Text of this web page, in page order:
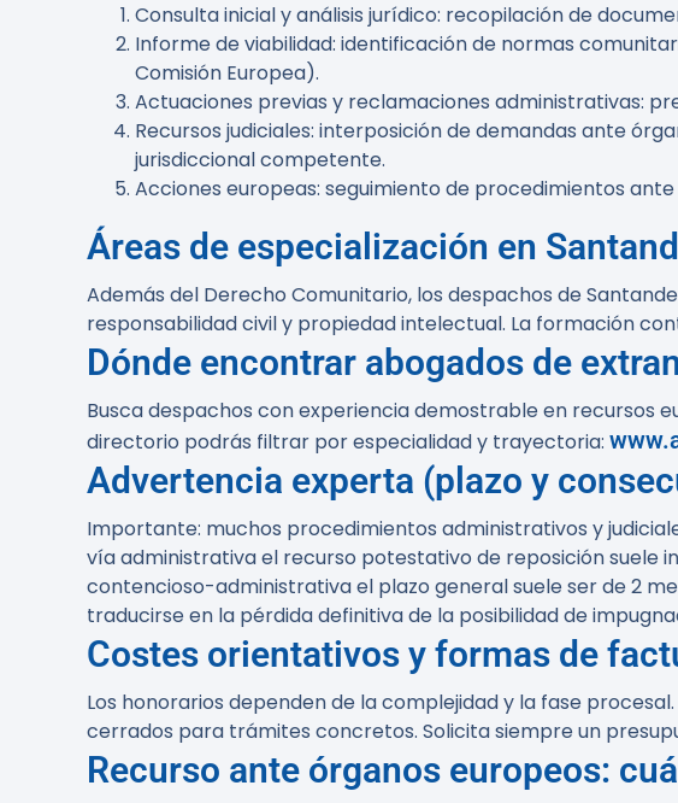
Consulta inicial y análisis jurídico: recopilación de
Informe de viabilidad: identificación de normas
Comisión Europea).
Actuaciones previas y reclamaciones administrativas:
Recursos judiciales: interposición de demandas ante
jurisdiccional competente.
Acciones europeas: seguimiento de procedimientos
Áreas de especialización en
Además del Derecho Comunitario, los despachos de
responsabilidad civil y propiedad intelectual. La formación
Dónde encontrar abogados de
Busca despachos con experiencia demostrable en recursos
directorio podrás filtrar por especialidad y trayectoria:
Advertencia experta (plazo y
Importante: muchos procedimientos administrativos y
vía administrativa el recurso potestativo de reposición suele
contencioso-administrativa el plazo general suele ser de 2
traducirse en la pérdida definitiva de la posibilidad de
Costes orientativos y formas de
Los honorarios dependen de la complejidad y la fase
cerrados para trámites concretos. Solicita siempre un
Recurso ante órganos europeos: